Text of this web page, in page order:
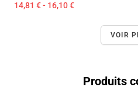
14,81 € - 16,10 €
VOIR
Produits